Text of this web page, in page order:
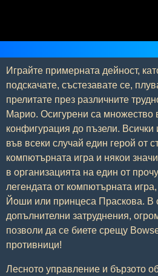
Играйте примерната дейност,
подскачате, състезавате се,
прелитате през различните
Марио. Осигурени са множество
конфигурация до пъзели.
във всеки случай един герой от
компютърната игра и някои
в организацията на един от
легендата от компютърната
Йоши или принцеса Праскова. В
допълнителни затруднения,
позволи да се биете срещу
противници!
Лесното управление и бързото